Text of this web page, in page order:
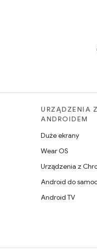
URZĄDZENIA Z
ANDROIDEM
Duże ekrany
Wear OS
Urządzenia z
Android do
Android TV